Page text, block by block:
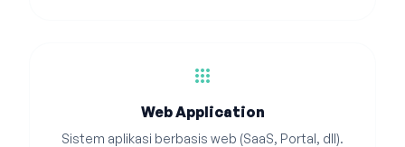
apps
Web Application
Sistem aplikasi berbasis web (SaaS, Portal, dll).